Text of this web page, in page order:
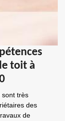
toit à
sont très
des
de